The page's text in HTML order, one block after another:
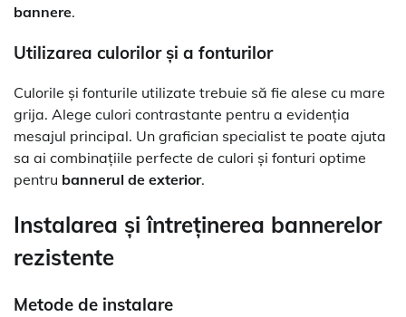
bannere.
Utilizarea culorilor și a fonturilor
Culorile și fonturile utilizate trebuie să fie alese cu mare
grija. Alege culori contrastante pentru a evidenția
mesajul principal. Un grafician specialist te poate ajuta
sa ai combinațiile perfecte de culori și fonturi optime
pentru bannerul de exterior.
Instalarea și întreținerea bannerelor
rezistente
Metode de instalare